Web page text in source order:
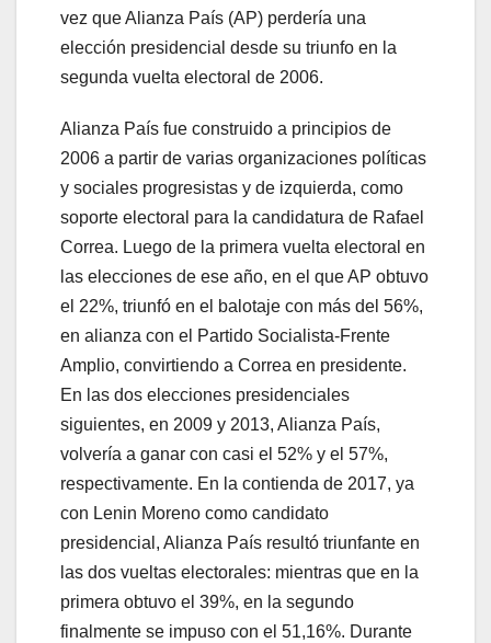
vez que Alianza País (AP) perdería una
elección presidencial desde su triunfo en la
segunda vuelta electoral de 2006.
Alianza País fue construido a principios de
2006 a partir de varias organizaciones políticas
y sociales progresistas y de izquierda, como
soporte electoral para la candidatura de Rafael
Correa. Luego de la primera vuelta electoral en
las elecciones de ese año, en el que AP obtuvo
el 22%, triunfó en el balotaje con más del 56%,
en alianza con el Partido Socialista-Frente
Amplio, convirtiendo a Correa en presidente.
En las dos elecciones presidenciales
siguientes, en 2009 y 2013, Alianza País,
volvería a ganar con casi el 52% y el 57%,
respectivamente. En la contienda de 2017, ya
con Lenin Moreno como candidato
presidencial, Alianza País resultó triunfante en
las dos vueltas electorales: mientras que en la
primera obtuvo el 39%, en la segundo
finalmente se impuso con el 51,16%. Durante